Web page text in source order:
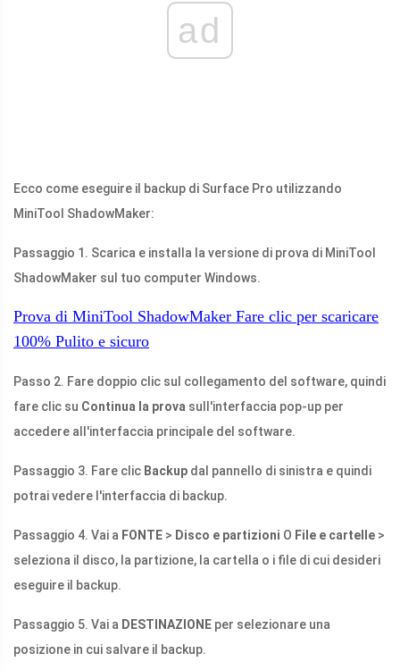
ad
Ecco come eseguire il backup di Surface Pro utilizzando
MiniTool ShadowMaker:
Passaggio 1. Scarica e installa la versione di prova di MiniTool
ShadowMaker sul tuo computer Windows.
Prova di MiniTool ShadowMaker Fare clic per scaricare
100% Pulito e sicuro
Passo 2. Fare doppio clic sul collegamento del software, quindi
fare clic su Continua la prova sull'interfaccia pop-up per
accedere all'interfaccia principale del software.
Passaggio 3. Fare clic Backup dal pannello di sinistra e quindi
potrai vedere l'interfaccia di backup.
Passaggio 4. Vai a FONTE > Disco e partizioni O File e cartelle >
seleziona il disco, la partizione, la cartella o i file di cui desideri
eseguire il backup.
Passaggio 5. Vai a DESTINAZIONE per selezionare una
posizione in cui salvare il backup.